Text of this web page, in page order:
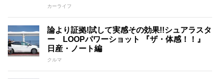
カーライフ
論より証拠!試して実感その効果!!シュアラスタ
ー LOOPパワーショット 『ザ・体感！！』
日産・ノート編
クルマ